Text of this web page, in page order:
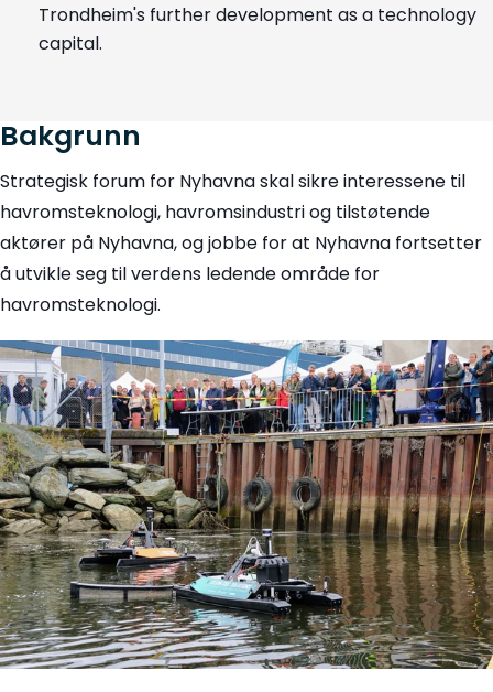
Trondheim's further development as a technology
capital.
Bakgrunn
Strategisk forum for Nyhavna skal sikre interessene til
havromsteknologi, havromsindustri og tilstøtende
aktører på Nyhavna, og jobbe for at Nyhavna fortsetter
å utvikle seg til verdens ledende område for
havromsteknologi.